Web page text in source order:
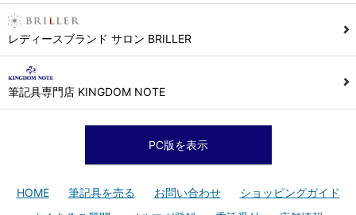
レディースブランド サロン BRILLER
筆記具専門店 KINGDOM NOTE
PC版を表示
HOME 筆記具を売る お問い合わせ
ショッピングガイド